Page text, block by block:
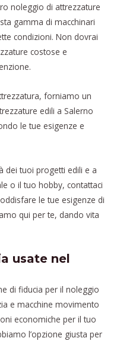
noleggio di attrezzature
gamma di macchinari
condizioni. Non dovrai
costose e
forniamo un
edili a Salerno
le tue esigenze e
dei tuoi progetti edili e a
o il tuo hobby, contattaci
le tue esigenze di
qui per te, dando vita
usate nel
di fiducia per il noleggio
e macchine movimento
economiche per il tuo
l’opzione giusta per